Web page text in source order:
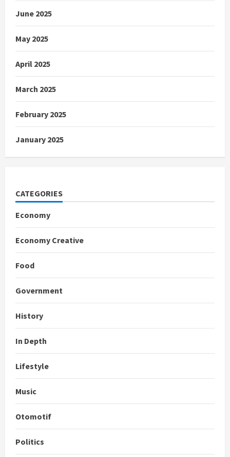
June 2025
May 2025
April 2025
March 2025
February 2025
January 2025
CATEGORIES
Economy
Economy Creative
Food
Government
History
In Depth
Lifestyle
Music
Otomotif
Politics